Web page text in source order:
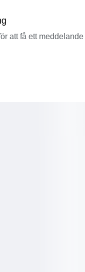
att få ett